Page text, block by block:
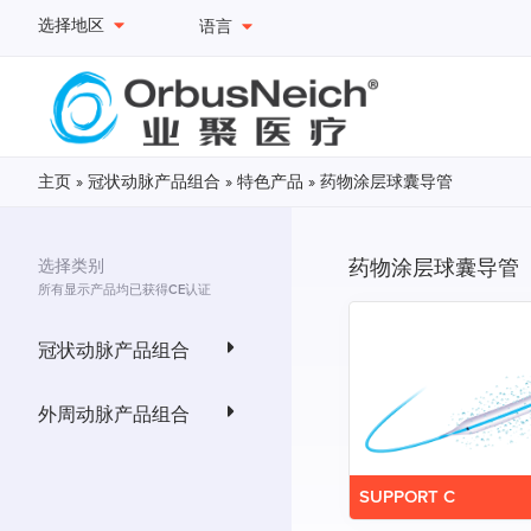
选择地区 语言
主页 » 冠状动脉产品组合 » 特色产品 » 药物涂层球囊导管
选择类别
所有显示产品均已获得CE认证
冠状动脉产品组合
外周动脉产品组合
药物涂层球囊导管
SUPPORT C